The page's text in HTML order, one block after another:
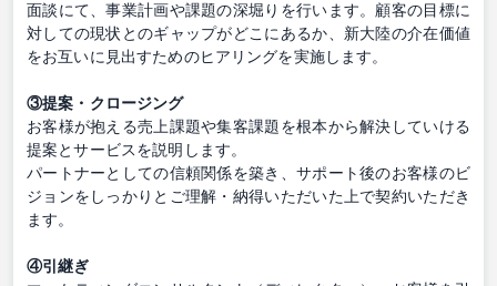
面談にて、事業計画や課題の深堀りを行います。顧客の目標に
対しての現状とのギャップがどこにあるか、新大陸の介在価値
をお互いに見出すためのヒアリングを実施します。
③提案・クロージング
お客様が抱える売上課題や集客課題を根本から解決していける
提案とサービスを説明します。
パートナーとしての信頼関係を築き、サポート後のお客様のビ
ジョンをしっかりとご理解・納得いただいた上で契約いただき
ます。
④引継ぎ